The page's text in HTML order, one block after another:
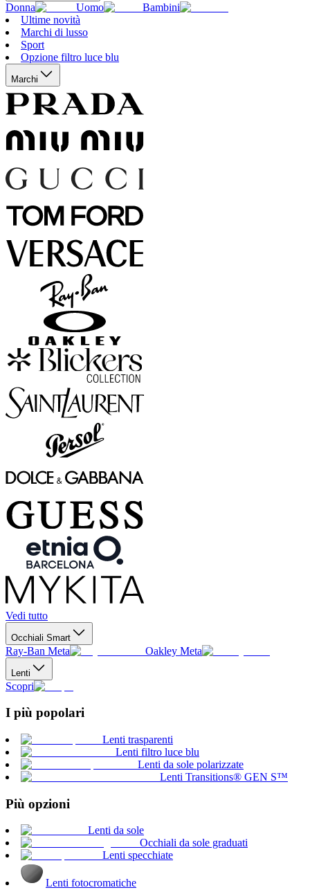
Donna Uomo
Bambini
Ultime novità
Marchi di lusso
Sport
Opzione filtro luce blu
Marchi
Vedi tutto
Occhiali Smart
Ray-Ban Meta Oakley Meta
Lenti
Scopri
I più popolari
Lenti trasparenti
Lenti filtro luce blu
Lenti da sole polarizzate
Lenti Transitions® GEN S™
Più opzioni
Lenti da sole
Occhiali da sole graduati
Lenti specchiate
Lenti fotocromatiche